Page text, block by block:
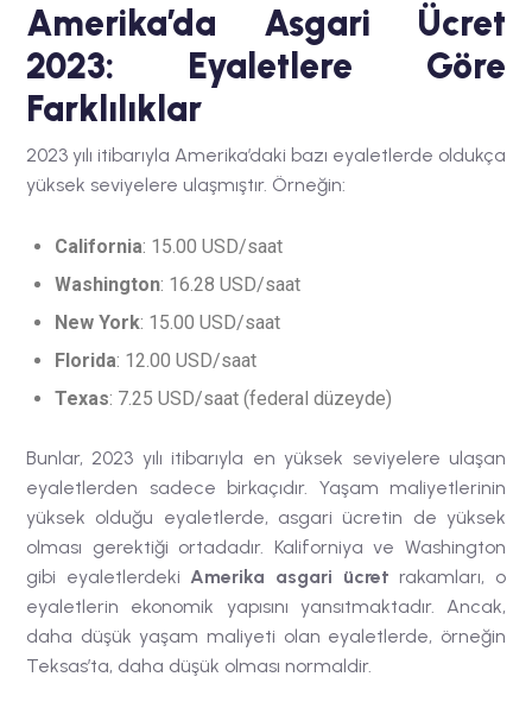
Amerika’da Asgari Ücret
2023: Eyaletlere Göre
Farklılıklar
2023 yılı itibarıyla Amerika’daki bazı eyaletlerde oldukça
yüksek seviyelere ulaşmıştır. Örneğin:
California: 15.00 USD/saat
Washington: 16.28 USD/saat
New York: 15.00 USD/saat
Florida: 12.00 USD/saat
Texas: 7.25 USD/saat (federal düzeyde)
Bunlar, 2023 yılı itibarıyla en yüksek seviyelere ulaşan
eyaletlerden sadece birkaçıdır. Yaşam maliyetlerinin
yüksek olduğu eyaletlerde, asgari ücretin de yüksek
olması gerektiği ortadadır. Kaliforniya ve Washington
gibi eyaletlerdekiAmerika asgari ücret rakamları, o
eyaletlerin ekonomik yapısını yansıtmaktadır. Ancak,
daha düşük yaşam maliyeti olan eyaletlerde, örneğin
Teksas’ta, daha düşük olması normaldir.